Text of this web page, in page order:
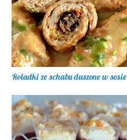
Roladki ze schabu duszone w sosie